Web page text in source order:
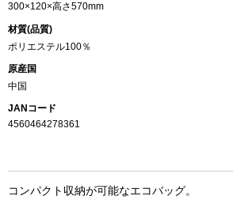
300×120×高さ570mm
材質(品質)
ポリエステル100％
原産国
中国
JANコード
4560464278361
コンパクト収納が可能なエコバッグ。